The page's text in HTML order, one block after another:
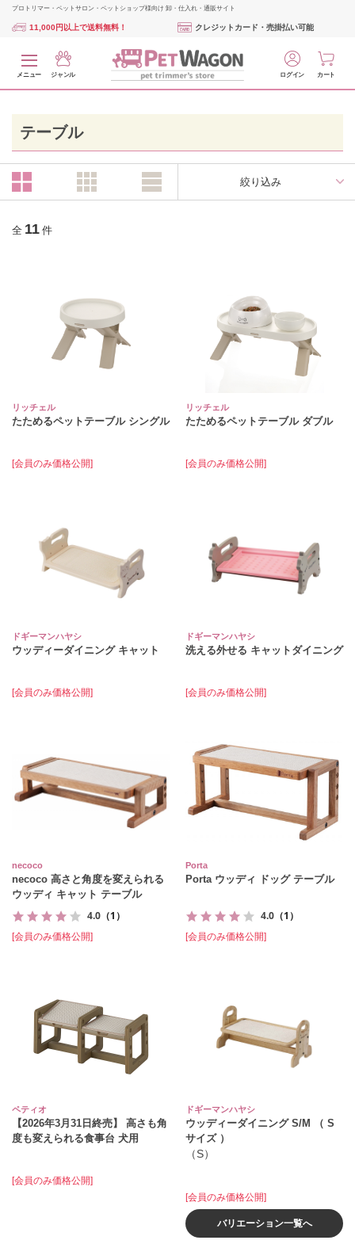
プロトリマー・ペットサロン・ペットショップ様向け 卸・仕入れ・通販サイト
11,000円以上で送料無料！ クレジットカード・売掛払い可能
メニュー ジャンル ログイン カート
テーブル
絞り込み
全 11 件
リッチェル
たためるペットテーブル シングル
[会員のみ価格公開]
リッチェル
たためるペットテーブル ダブル
[会員のみ価格公開]
ドギーマンハヤシ
ウッディーダイニング キャット
[会員のみ価格公開]
ドギーマンハヤシ
洗える外せる キャットダイニング
[会員のみ価格公開]
necoco
necoco 高さと角度を変えられる
ウッディ キャット テーブル
4.0 （1）
[会員のみ価格公開]
Porta
Porta ウッディ ドッグ テーブル
4.0 （1）
[会員のみ価格公開]
ペティオ
【2026年3月31日終売】 高さも角
度も変えられる食事台 犬用
[会員のみ価格公開]
ドギーマンハヤシ
ウッディーダイニング S/M （ S
サイズ ）
（S）
[会員のみ価格公開]
バリエーション一覧へ